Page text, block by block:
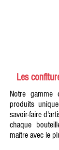
Les
Notre gamme
produits
savoir-faire
chaque
maître avec le